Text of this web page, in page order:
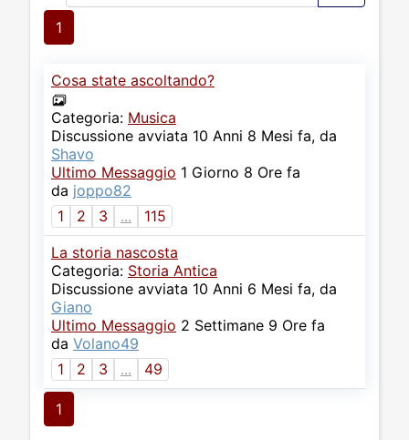
1
Cosa state ascoltando?
Categoria: Musica
Discussione avviata 10 Anni 8 Mesi fa, da
Shavo
Ultimo Messaggio 1 Giorno 8 Ore fa
da joppo82
1
2 3 ... 115
La storia nascosta
Categoria: Storia Antica
Discussione avviata 10 Anni 6 Mesi fa, da
Giano
Ultimo Messaggio 2 Settimane 9 Ore fa
da Volano49
1
2 3 ... 49
1